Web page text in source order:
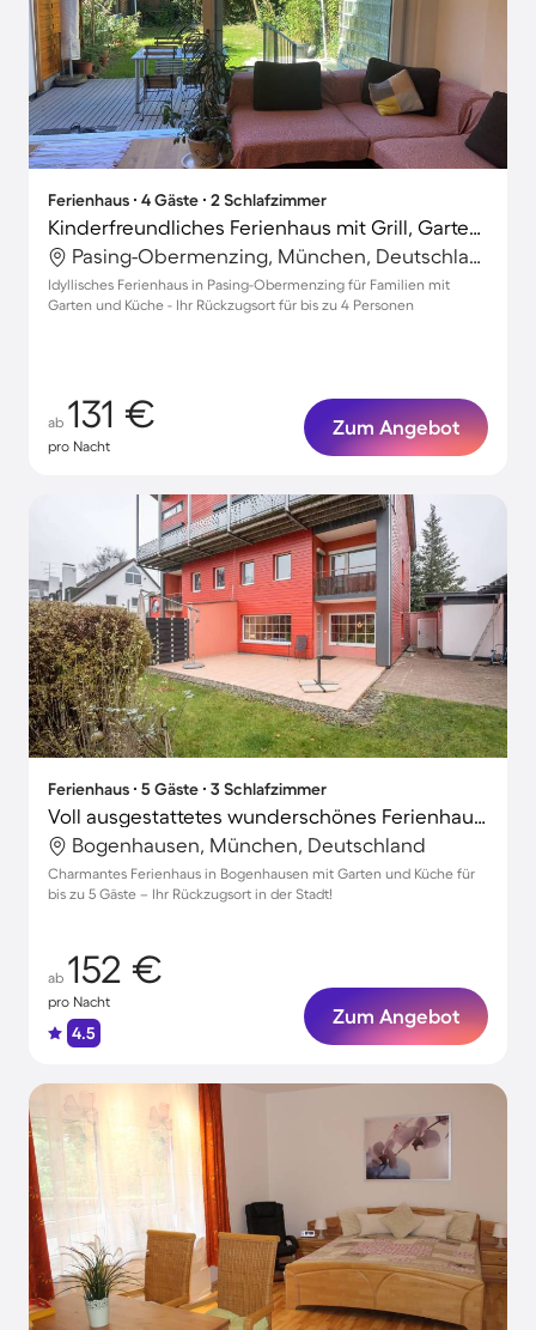
Ferienhaus ∙ 4 Gäste ∙ 2 Schlafzimmer
Kinderfreundliches Ferienhaus mit Grill, Garten und Terrasse | Stadtblick | Ideal für Homeoffice
Pasing-Obermenzing, München, Deutschland
Idyllisches Ferienhaus in Pasing-Obermenzing für Familien mit
Garten und Küche - Ihr Rückzugsort für bis zu 4 Personen
ab 131 €
pro Nacht
Zum Angebot
Ferienhaus ∙ 5 Gäste ∙ 3 Schlafzimmer
Voll ausgestattetes wunderschönes Ferienhaus mit Garten und Terrasse
Bogenhausen, München, Deutschland
Charmantes Ferienhaus in Bogenhausen mit Garten und Küche für
bis zu 5 Gäste – Ihr Rückzugsort in der Stadt!
ab 152 €
pro Nacht
4.5
Zum Angebot